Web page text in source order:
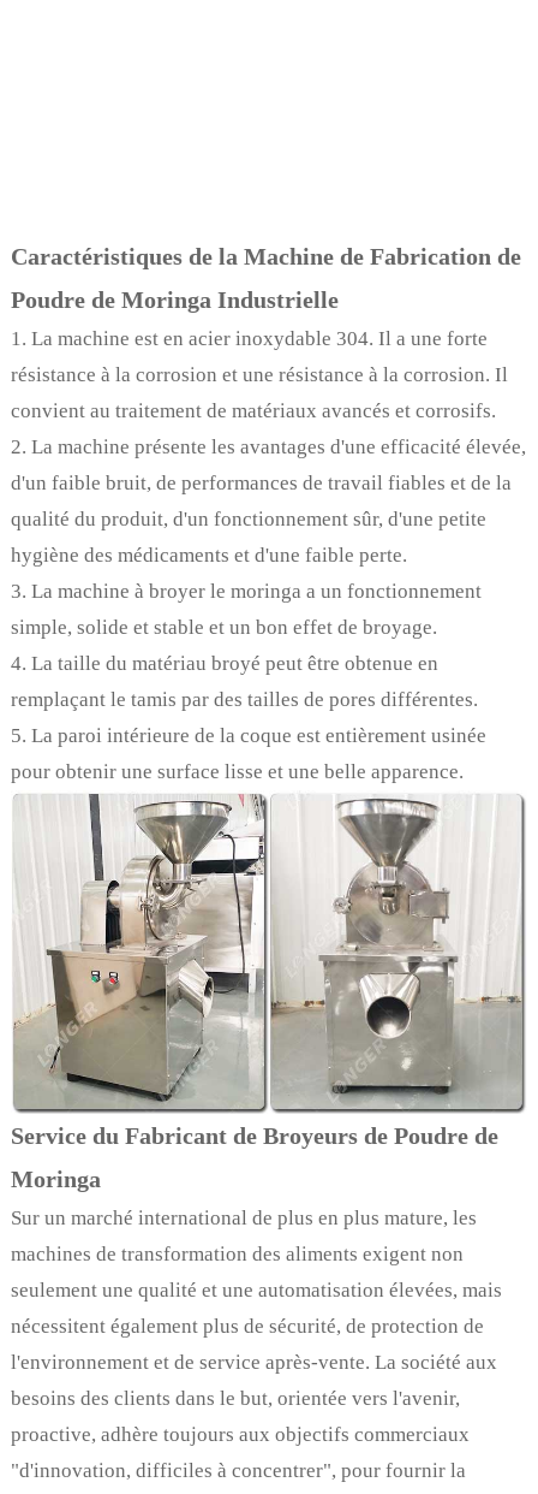
Caractéristiques de la Machine de Fabrication de
Poudre de Moringa Industrielle
1. La machine est en acier inoxydable 304. Il a une forte
résistance à la corrosion et une résistance à la corrosion. Il
convient au traitement de matériaux avancés et corrosifs.
2. La machine présente les avantages d'une efficacité élevée,
d'un faible bruit, de performances de travail fiables et de la
qualité du produit, d'un fonctionnement sûr, d'une petite
hygiène des médicaments et d'une faible perte.
3. La machine à broyer le moringa a un fonctionnement
simple, solide et stable et un bon effet de broyage.
4. La taille du matériau broyé peut être obtenue en
remplaçant le tamis par des tailles de pores différentes.
5. La paroi intérieure de la coque est entièrement usinée
pour obtenir une surface lisse et une belle apparence.
Service du Fabricant de Broyeurs de Poudre de
Moringa
Sur un marché international de plus en plus mature, les
machines de transformation des aliments exigent non
seulement une qualité et une automatisation élevées, mais
nécessitent également plus de sécurité, de protection de
l'environnement et de service après-vente. La société aux
besoins des clients dans le but, orientée vers l'avenir,
proactive, adhère toujours aux objectifs commerciaux
"d'innovation, difficiles à concentrer", pour fournir la